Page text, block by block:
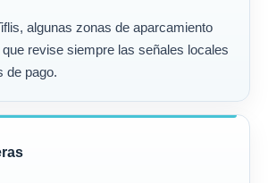
algunas zonas de aparcamiento
revise siempre las señales locales
de pago.